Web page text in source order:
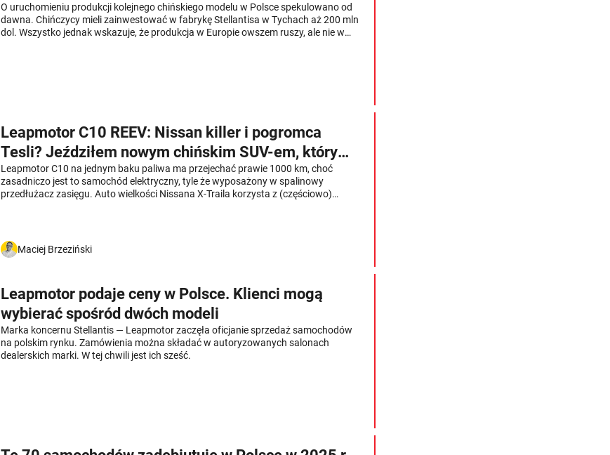
O uruchomieniu produkcji kolejnego chińskiego modelu w Polsce spekulowano od
dawna. Chińczycy mieli zainwestować w fabrykę Stellantisa w Tychach aż 200 mln
dol. Wszystko jednak wskazuje, że produkcja w Europie owszem ruszy, ale nie w
Leapmotor C10 REEV: Nissan killer i pogromca
Tesli? Jeździłem nowym chińskim SUV-em, który
rozsądnie kosztuje i może zdziwić
Leapmotor C10 na jednym baku paliwa ma przejechać prawie 1000 km, choć
zasadniczo jest to samochód elektryczny, tyle że wyposażony w spalinowy
przedłużacz zasięgu. Auto wielkości Nissana X-Traila korzysta z (częściowo)
jednak to, że za Leapmotorem stoi wielki europejski koncern – Stellantis. A oto, co
sobą reprezentuje ta nowość, jak jeździ i ile ma kosztować.
Maciej Brzeziński
Leapmotor podaje ceny w Polsce. Klienci mogą
wybierać spośród dwóch modeli
Marka koncernu Stellantis — Leapmotor zaczęła oficjanie sprzedaż samochodów
na polskim rynku. Zamówienia można składać w autoryzowanych salonach
dealerskich marki. W tej chwili jest ich sześć.